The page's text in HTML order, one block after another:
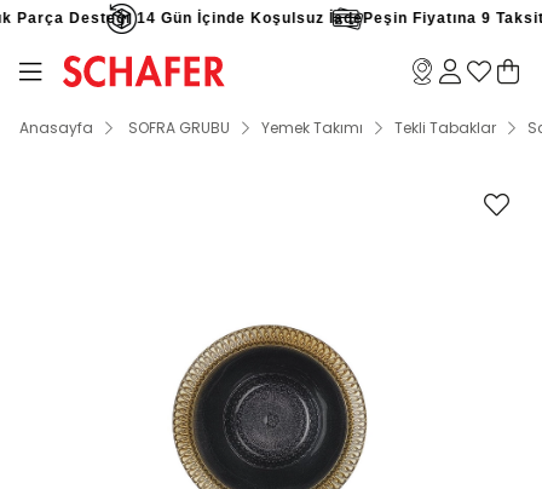
Parça Desteği 14 Gün İçinde Koşulsuz İadePeşin Fiyatına 9 Taksit
Anasayfa SOFRA GRUBU Yemek Takımı Tekli Tabaklar